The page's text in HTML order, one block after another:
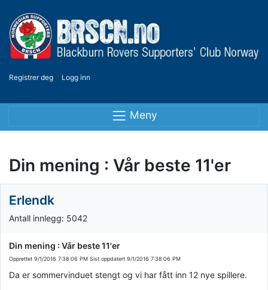
Registrer deg Logg inn
Meny
Din mening : Vår beste 11'er
Erlendk
Antall innlegg: 5042
Din mening : Vår beste 11'er
Opprettet 9/1/2016 7:38:06 PM Sist oppdatert 9/1/2016 7:38:06 PM
Da er sommervinduet stengt og vi har fått inn 12 nye spillere.